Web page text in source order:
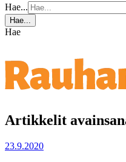
Hae...
Hae...
Hae
Artikkelit
23.9.2020